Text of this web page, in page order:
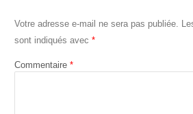
Votre adresse e-mail ne sera pas publiée.
sont indiqués avec *
Commentaire *